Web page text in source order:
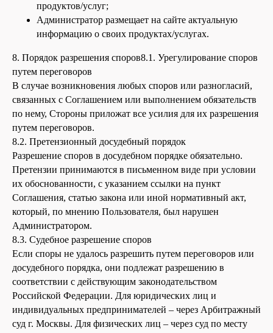
продуктов/услуг;
Администратор размещает на сайте актуальную
информацию о своих продуктах/услугах.
8. Порядок разрешения споров8.1. Урегулирование споров
путем переговоров
В случае возникновения любых споров или разногласий,
связанных с Соглашением или выполнением обязательств
по нему, Стороны приложат все усилия для их разрешения
путем переговоров.
8.2. Претензионный досудебный порядок
Разрешение споров в досудебном порядке обязательно.
Претензии принимаются в письменном виде при условии
их обоснованности, с указанием ссылки на пункт
Соглашения, статью закона или иной нормативный акт,
который, по мнению Пользователя, был нарушен
Администратором.
8.3. Судебное разрешение споров
Если споры не удалось разрешить путем переговоров или
досудебного порядка, они подлежат разрешению в
соответствии с действующим законодательством
Российской Федерации. Для юридических лиц и
индивидуальных предпринимателей – через Арбитражный
суд г. Москвы. Для физических лиц – через суд по месту